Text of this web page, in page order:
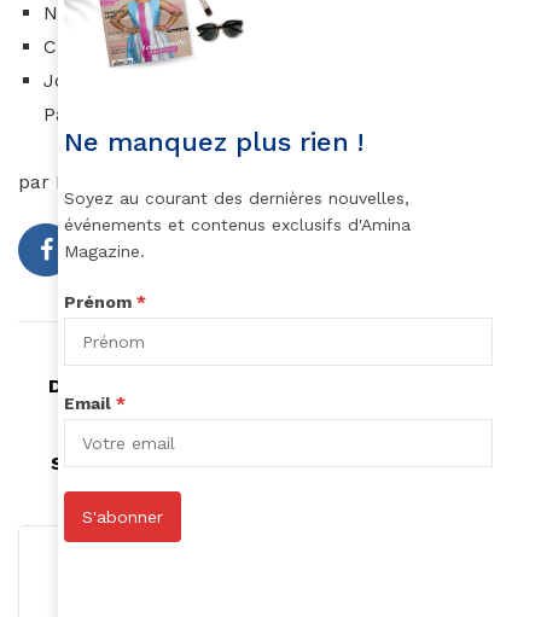
Nadia Gamal El Din (Egypte) avec Rahet Bally
Charlotte Wang (Chine) avec EQuota
Joanne Howarth (Australie) avec Planet Protector
Packaging
par Eugénie Bataille.
Développer l'Emploi au Sénégal - Tekki fii 2.0
Stacy représente la France aux BET Awards
Ne manquez plus rien !
Soyez au courant des dernières nouvelles,
événements et contenus exclusifs d'Amina
Magazine.
Prénom *
Email *
S'abonner